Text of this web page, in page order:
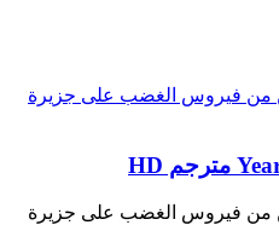
من فيروس الغضب على جزيرة
من فيروس الغضب على جزيرة